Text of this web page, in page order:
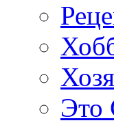
Это